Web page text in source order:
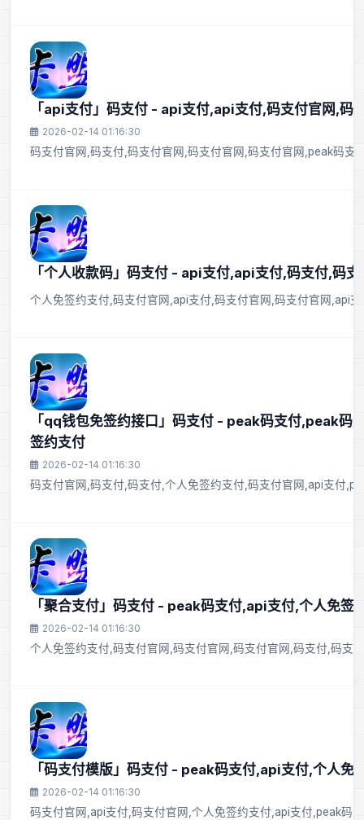
「api支付」码支付 - api支付,api支付,码支付官网,码
2026-02-14 01:16:30
码支付官网,码支付,码支付官网,码支付官网,码支付官网,peak码支
「个人收款码」码支付 - api支付,api支付,码支付,码支
个人免签约支付,码支付官网,api支付,码支付官网,码支付官网,api
「qq钱包免签约接口」码支付 - peak码支付,peak码
签约支付
2026-02-14 01:16:30
码支付官网,码支付,码支付,个人免签约支付,码支付官网,api支付
「聚合支付」码支付 - peak码支付,api支付,个人免签
2026-02-14 01:16:30
个人免签约支付,码支付官网,码支付官网,码支付官网,码支付,码支
「码支付模版」码支付 - peak码支付,api支付,个人免
2026-02-14 01:16:30
码支付官网,api支付,码支付官网,个人免签约支付,api支付,peak码